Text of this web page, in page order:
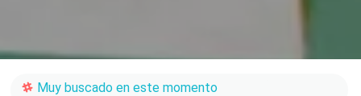
Muy buscado en este momento